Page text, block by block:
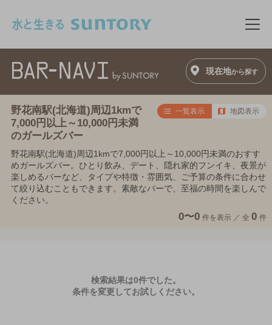
メ
現在地から探す
野花南駅(北海道)周辺1kmで
7,000円以上～10,000円未満
のガールズバー
一覧表示 地図表示
野花南駅(北海道)周辺1kmで7,000円以上～10,000円未満のおすす
めガールズバー。ひとり飲み、デート、隠れ家的フンイキ、夜景が
楽しめるバーなど、タイプや特徴・雰囲気、ご予算の条件に合わせ
て絞り込むこともできます。素敵なバーで、至福の時間を楽しんで
ください。
0〜0 件を表示 ／ 全 0 件
検索結果は0件でした。
条件を変更してお試しください。